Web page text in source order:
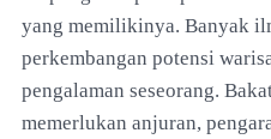
yang memilikinya. Banyak
perkembangan potensi
pengalaman seseorang.
memerlukan anjuran,